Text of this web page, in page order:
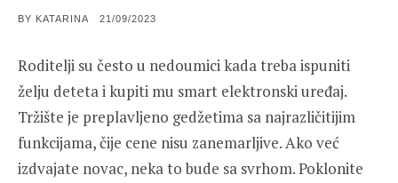
BY KATARINA
POSTED
21/09/2023
Roditelji su često u nedoumici kada treba ispuniti
želju deteta i kupiti mu smart elektronski uređaj.
Tržište je preplavljeno gedžetima sa najrazličitijim
funkcijama, čije cene nisu zanemarljive. Ako već
izdvajate novac, neka to bude sa svrhom. Poklonite